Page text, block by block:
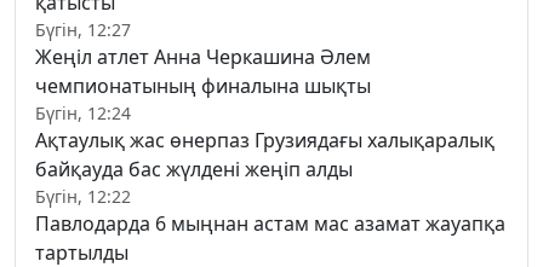
Бүгін, 12:27
Жеңіл атлет Анна Черкашина Әлем
чемпионатының финалына шықты
Бүгін, 12:24
Ақтаулық жас өнерпаз Грузиядағы халықаралық
байқауда бас жүлдені жеңіп алды
Бүгін, 12:22
Павлодарда 6 мыңнан астам мас азамат жауапқа
тартылды